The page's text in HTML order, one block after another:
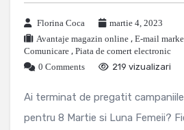
Florina Coca
martie 4, 2023
Avantaje magazin online , E-mail
Comunicare , Piata de comert electronic
0 Comments
219 vizualizari
Ai terminat de pregatit
pentru 8 Martie si Luna Femeii?